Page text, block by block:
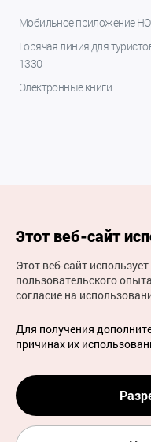
Мобильное приложение
Горячая линия для
1330
Электронные книги
(с) Национальная
права защищены
Для извещения об
работой веб-сайта,
официальный адрес
russian@knto.or.kr
Этот веб-сайт
Этот веб-сайт
пользовательского
согласие на
Для получения
причинах их